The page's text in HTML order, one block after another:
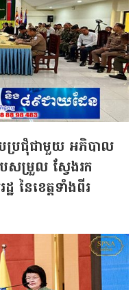
ប្រជុំជាមួយ អភិបាល
បសម្រួល ស្វែងរក
នៃខេត្តទាំងពីរ